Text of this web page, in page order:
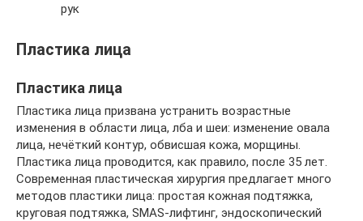
рук
Пластика лица
Пластика лица
Пластика лица призвана устранить возрастные
изменения в области лица, лба и шеи: изменение овала
лица, нечёткий контур, обвисшая кожа, морщины.
Пластика лица проводится, как правило, после 35 лет.
Современная пластическая хирургия предлагает много
методов пластики лица: простая кожная подтяжка,
круговая подтяжка, SMAS-лифтинг, эндоскопический